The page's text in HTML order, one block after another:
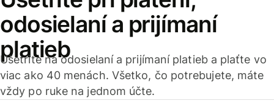
odosielaní a prijímaní
platieb
Ušetrite na odosielaní a prijímaní platieb a plaťte vo
viac ako 40 menách. Všetko, čo potrebujete, máte
vždy po ruke na jednom účte.